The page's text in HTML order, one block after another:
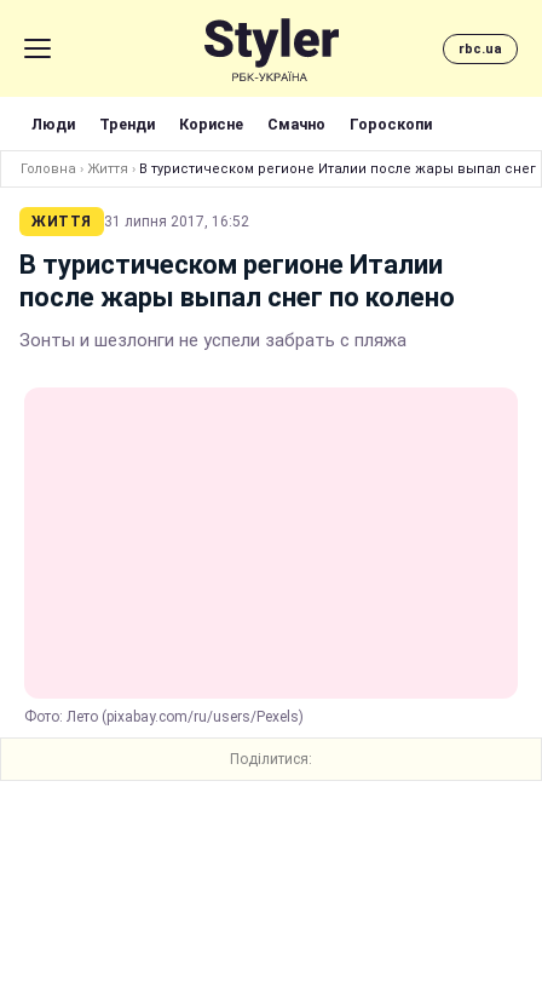
rbc.ua
Люди Тренди Корисне Смачно Гороскопи
Головна › Життя › В туристическом регионе Италии после жары выпал снег
ЖИТТЯ 31 липня 2017, 16:52
В туристическом регионе Италии
после жары выпал снег по колено
Зонты и шезлонги не успели забрать с пляжа
Фото: Лето (pixabay.com/ru/users/Pexels)
Поділитися: